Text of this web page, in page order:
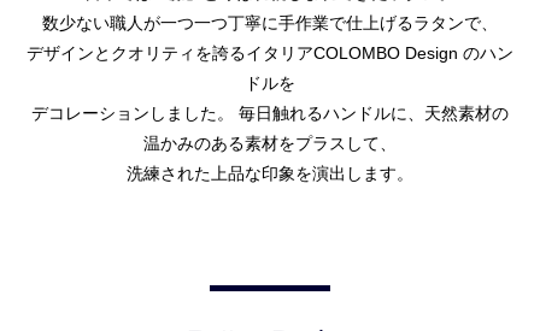
数少ない職人が一つ一つ丁寧に手作業で仕上げるラタンで、
デザインとクオリティを誇るイタリアCOLOMBO Design のハン
ドルを
デコレーションしました。 毎日触れるハンドルに、天然素材の
温かみのある素材をプラスして、
洗練された上品な印象を演出します。